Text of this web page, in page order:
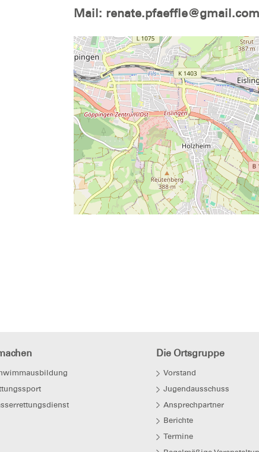
Mail: renate.pfaeffle@gmail.com
Die Ortsgruppe
Vorstand
Jugendausschuss
Ansprechpartner
Berichte
Termine